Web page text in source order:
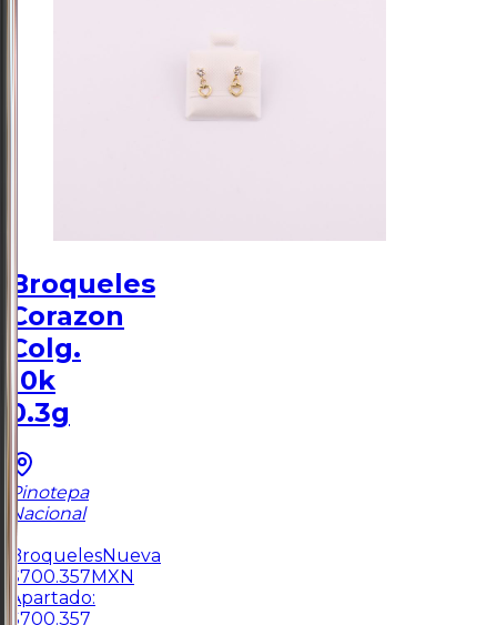
Broqueles
Corazon
Colg.
10k
0.3g
Pinotepa
Nacional
BroquelesNueva
$700.357MXN
Apartado:
$700.357